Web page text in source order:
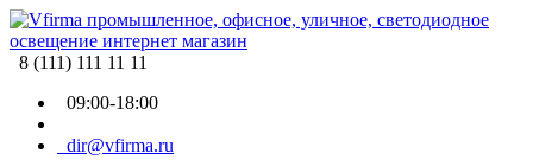
8 (111) 111 11 11
09:00-18:00
dir@vfirma.ru